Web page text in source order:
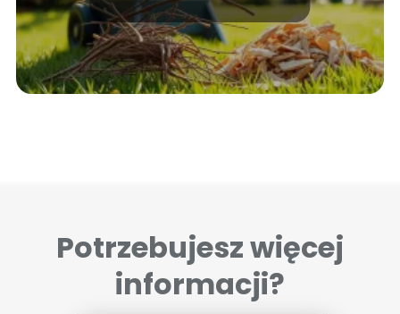
Potrzebujesz więcej
informacji?